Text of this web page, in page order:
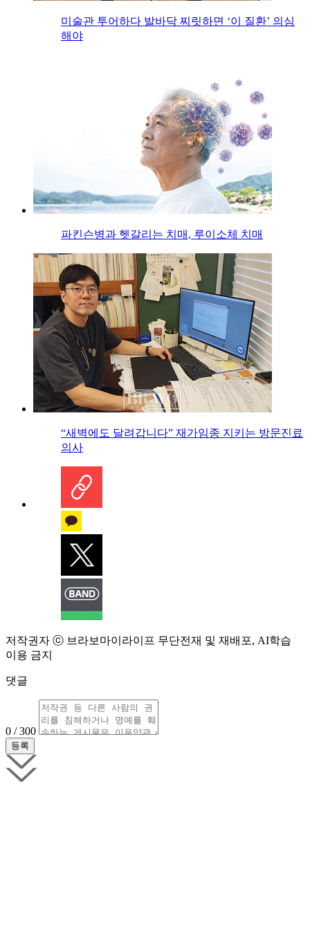
미술관 투어하다 발바닥 찌릿하면 ‘이 질환’ 의심
해야
파킨슨병과 헷갈리는 치매, 루이소체 치매
“새벽에도 달려갑니다” 재가임종 지키는 방문진료
의사
저작권자 ⓒ 브라보마이라이프 무단전재 및 재배포, AI학습
이용 금지
댓글
0 / 300